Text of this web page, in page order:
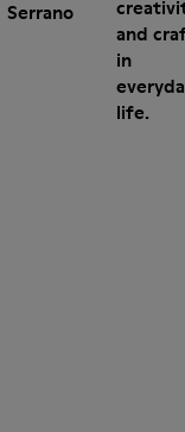
Serrano
and
in
life.